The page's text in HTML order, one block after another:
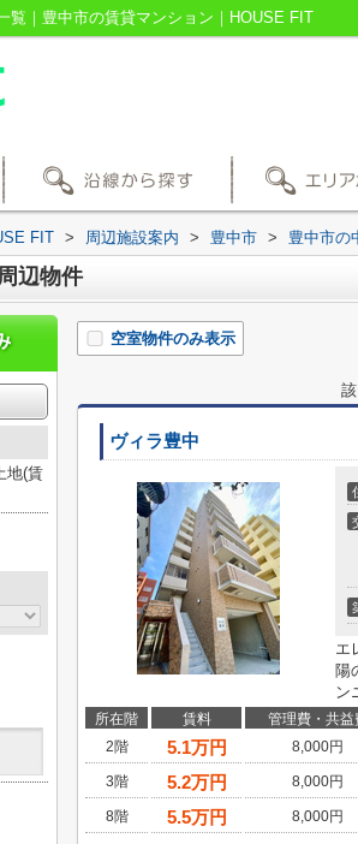
覧｜豊中市の賃貸マンション｜HOUSE FIT
FIT > 周辺施設案内 > 豊中市 > 豊中市の
辺物件
空室物件のみ表示
ヴィラ豊中
エ
陽
ン
所在階 賃料 管理費・共益
2階
5.1万円 8,000円
3階
5.2万円 8,000円
8階
5.5万円 8,000円
地(賃